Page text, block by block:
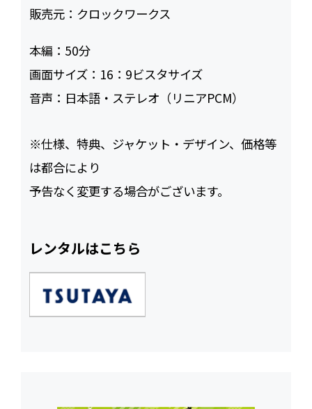
販売元： クロックワークス
本編： 50
画面サイズ： 16：9ビスタサイズ
音声： 日本語・ステレオ（リニアPCM）
※仕様、特典、ジャケット・デザイン、価格等
は都合により
予告なく変更する場合がございます。
レンタルはこちら